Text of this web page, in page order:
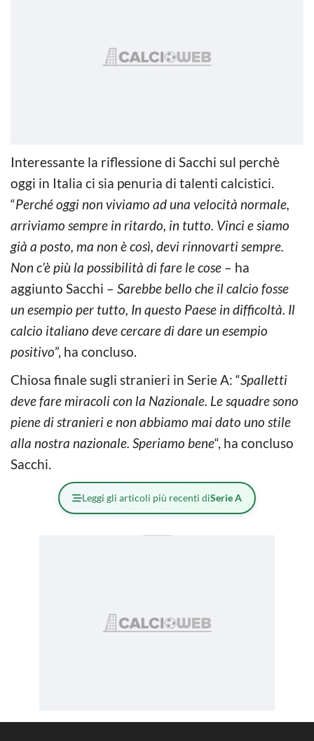
Interessante la riflessione di Sacchi sul perchè
oggi in Italia ci sia penuria di talenti calcistici.
“Perché oggi non viviamo ad una velocità normale,
arriviamo sempre in ritardo, in tutto. Vinci e siamo
già a posto, ma non è così, devi rinnovarti sempre.
Non c’è più la possibilità di fare le cose – ha
aggiunto Sacchi – Sarebbe bello che il calcio fosse
un esempio per tutto, In questo Paese in difficoltà. Il
calcio italiano deve cercare di dare un esempio
positivo”, ha concluso.
Chiosa finale sugli stranieri in Serie A: “Spalletti
deve fare miracoli con la Nazionale. Le squadre sono
piene di stranieri e non abbiamo mai dato uno stile
alla nostra nazionale. Speriamo bene“, ha concluso
Sacchi.
Leggi gli articoli più recenti diSerie A